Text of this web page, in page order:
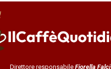
Direttore responsabile Fiorella Falci